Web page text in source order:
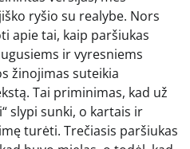
ryšio su realybe. Nors
apie tai, kaip paršiukas
ir vyresniems
žinojimas suteikia
Tai priminimas, kad už
slypi sunki, o kartais ir
turėti. Trečiasis paršiukas